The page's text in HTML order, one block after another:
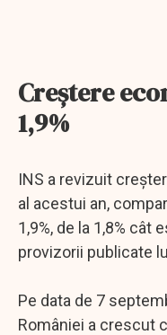
Creştere
1,9%
INS a revizuit
al acestui an,
1,9%, de la 1,8%
provizorii publicate
Pe data de 7
României a crescut